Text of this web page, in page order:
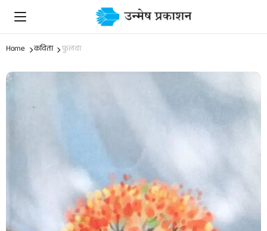
Home कविता फुलवा